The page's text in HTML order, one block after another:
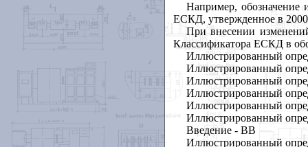
Например, обозначение
ЕСКД, утвержденное в 2000
При внесении
Классификатора ЕСКД в
Иллюстрированный
Иллюстрированный
Иллюстрированный
Иллюстрированный
Иллюстрированный
Иллюстрированный
Введение - ВВ
Иллюстрированный